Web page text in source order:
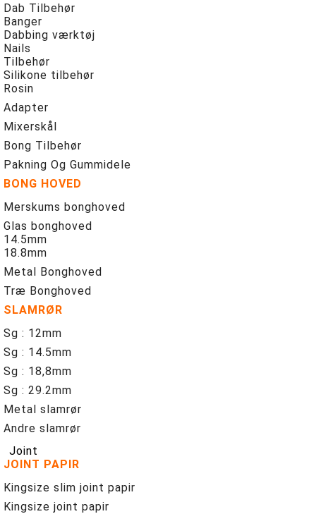
Dab Tilbehør
Banger
Dabbing værktøj
Nails
Tilbehør
Silikone tilbehør
Rosin
Adapter
Mixerskål
Bong Tilbehør
Pakning Og Gummidele
BONG HOVED
Merskums bonghoved
Glas bonghoved
14.5mm
18.8mm
Metal Bonghoved
Træ Bonghoved
SLAMRØR
Sg : 12mm
Sg : 14.5mm
Sg : 18,8mm
Sg : 29.2mm
Metal slamrør
Andre slamrør
Joint
JOINT PAPIR
Kingsize slim joint papir
Kingsize joint papir